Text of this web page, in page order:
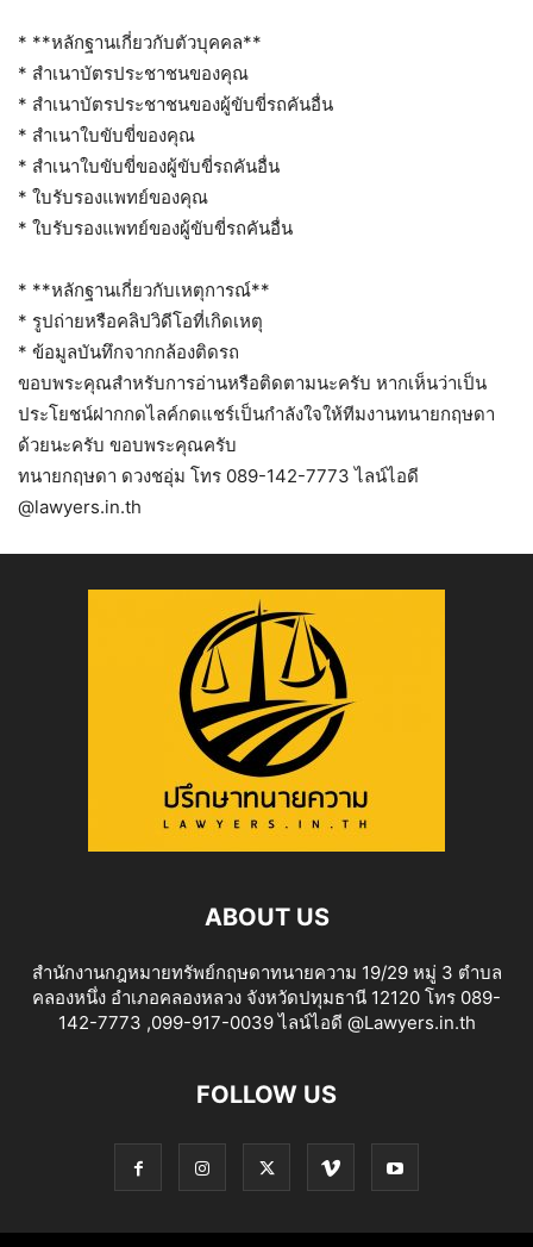
* **หลักฐานเกี่ยวกับตัวบุคคล**
* สำเนาบัตรประชาชนของคุณ
* สำเนาบัตรประชาชนของผู้ขับขี่รถคันอื่น
* สำเนาใบขับขี่ของคุณ
* สำเนาใบขับขี่ของผู้ขับขี่รถคันอื่น
* ใบรับรองแพทย์ของคุณ
* ใบรับรองแพทย์ของผู้ขับขี่รถคันอื่น
* **หลักฐานเกี่ยวกับเหตุการณ์**
* รูปถ่ายหรือคลิปวิดีโอที่เกิดเหตุ
* ข้อมูลบันทึกจากกล้องติดรถ
ขอบพระคุณสำหรับการอ่านหรือติดตามนะครับ หากเห็นว่าเป็น
ประโยชน์ฝากกดไลค์กดแชร์เป็นกำลังใจให้ทีมงานทนายกฤษดา
ด้วยนะครับ ขอบพระคุณครับ
ทนายกฤษดา ดวงชอุ่ม โทร 089-142-7773 ไลน์ไอดี
@lawyers.in.th
ABOUT US
สำนักงานกฎหมายทรัพย์กฤษดาทนายความ 19/29 หมู่ 3 ตำบล
คลองหนึ่ง อำเภอคลองหลวง จังหวัดปทุมธานี 12120 โทร 089-
142-7773 ,099-917-0039 ไลน์ไอดี @Lawyers.in.th
FOLLOW US